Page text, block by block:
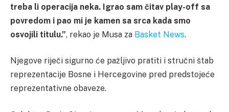
treba li operacija neka. Igrao sam čitav play-off sa
povredom i pao mi je kamen sa srca kada smo
osvojili titulu.”, rekao je Musa za Basket News.
Njegove riječi sigurno će pažljivo pratiti i stručni štab
reprezentacije Bosne i Hercegovine pred predstojeće
reprezentativne obaveze.